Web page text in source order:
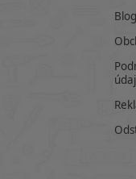
Blog